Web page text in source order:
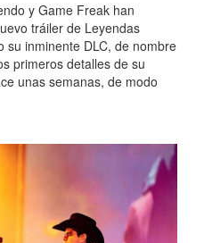
y Game Freak han
tráiler de Leyendas
su inminente DLC, de nombre
primeros detalles de su
unas semanas, de modo